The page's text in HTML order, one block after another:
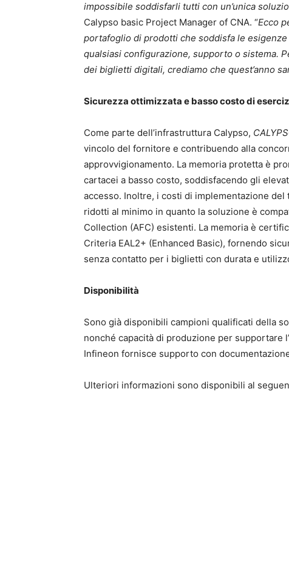
impossibile soddisfarli tutti con un’unica
Calypso basic Project Manager of CNA. “Ecco
portafoglio di prodotti che soddisfa le
qualsiasi configurazione, supporto o sistema.
dei biglietti digitali, crediamo che quest’anno
Sicurezza ottimizzata e basso costo di
Come parte dell’infrastruttura Calypso,
vincolo del fornitore e contribuendo alla
approvvigionamento. La memoria protetta è
cartacei a basso costo, soddisfacendo gli
accesso. Inoltre, i costi di implementazione
ridotti al minimo in quanto la soluzione è
Collection (AFC) esistenti. La memoria è
Criteria EAL2+ (Enhanced Basic), fornendo
senza contatto per i biglietti con durata e
Disponibilità
Sono già disponibili campioni qualificati della
nonché capacità di produzione per supportare
Infineon fornisce supporto con
Ulteriori informazioni sono disponibili al